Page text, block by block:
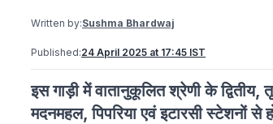
Written by:Sushma Bhardwaj
Published:24 April 2025 at 17:45 IST
इस गाड़ी में वातानुकूलित श्रेणी के
मदनमहल, पिपरिया एवं इटारसी स्टेशनों से